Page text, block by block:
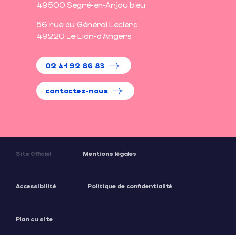
49500 Segré-en-Anjou bleu
56 rue du Général Leclerc
49220 Le Lion-d'Angers
02 41 92 86 83
contactez-nous
Site Officiel Mentions légales
Accessibilité Politique de confidentialité
Plan du site